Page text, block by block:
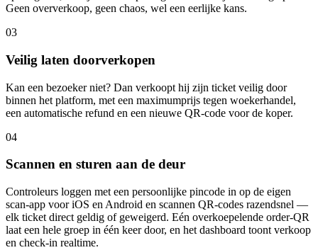
Geen oververkoop, geen chaos, wel een eerlijke kans.
03
Veilig laten doorverkopen
Kan een bezoeker niet? Dan verkoopt hij zijn ticket veilig door
binnen het platform, met een maximumprijs tegen woekerhandel,
een automatische refund en een nieuwe QR-code voor de koper.
04
Scannen en sturen aan de deur
Controleurs loggen met een persoonlijke pincode in op de eigen
scan-app voor iOS en Android en scannen QR-codes razendsnel —
elk ticket direct geldig of geweigerd. Eén overkoepelende order-QR
laat een hele groep in één keer door, en het dashboard toont verkoop
en check-in realtime.